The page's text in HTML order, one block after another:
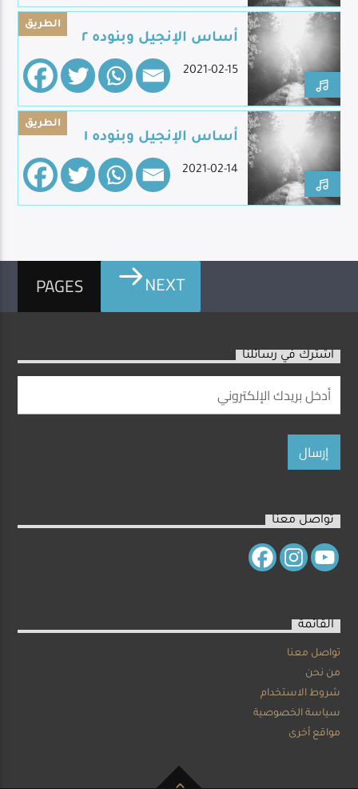
الطريق
أساس الإنجيل وبنوده ٢
2021-02-15
الطريق
أساس الإنجيل وبنوده ١
2021-02-14
PAGES NEXT
اشترك في رسائلنا
تواصل معنا
القائمة
تواصل معنا
من نحن
شروط الاستخدام
سياسة الخصوصية
مواقع أخرى